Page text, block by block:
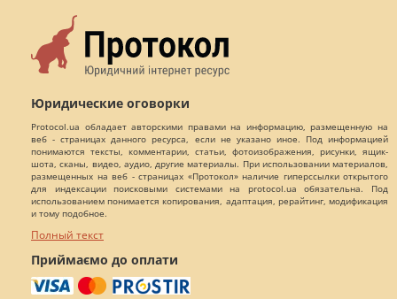
Юридические оговорки
Protocol.ua обладает авторскими правами на информацию, размещенную на
веб - страницах данного ресурса, если не указано иное. Под информацией
понимаются тексты, комментарии, статьи, фотоизображения, рисунки, ящик-
шота, сканы, видео, аудио, другие материалы. При использовании материалов,
размещенных на веб - страницах «Протокол» наличие гиперссылки открытого
для индексации поисковыми системами на protocol.ua обязательна. Под
использованием понимается копирования, адаптация, рерайтинг, модификация
и тому подобное.
Полный текст
Приймаємо до оплати